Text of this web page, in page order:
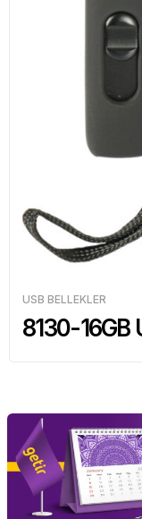
USB BELLEKLER
8130-16GB